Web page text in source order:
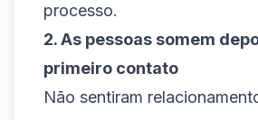
processo.
2. As pessoas somem
primeiro contato
Não sentiram